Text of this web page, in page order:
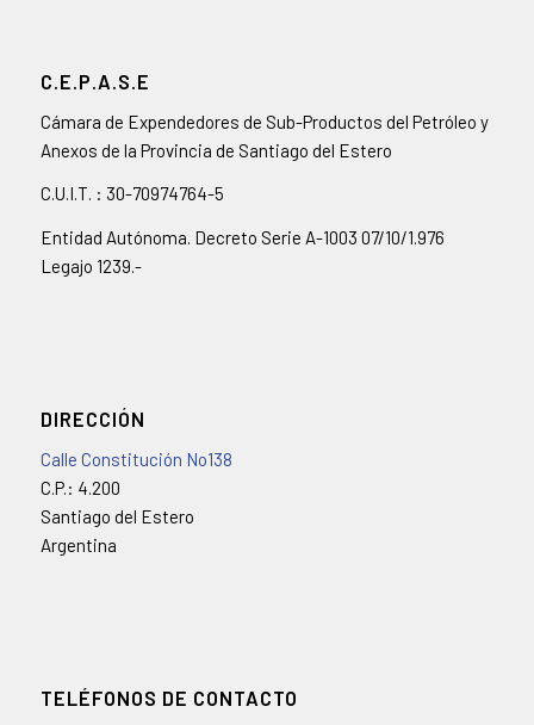
C.E.P.A.S.E
Cámara de Expendedores de Sub-Productos del Petróleo y
Anexos de la Provincia de Santiago del Estero
C.U.I.T. : 30-70974764-5
Entidad Autónoma. Decreto Serie A-1003 07/10/1.976
Legajo 1239.-
DIRECCIÓN
Calle Constitución No138
C.P.: 4.200
Santiago del Estero
Argentina
TELÉFONOS DE CONTACTO